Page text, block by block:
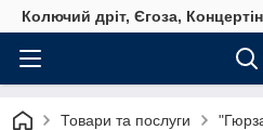
Колючий дріт, Єгоза,
Товари та послуги